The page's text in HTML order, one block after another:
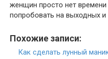
женщин просто нет
попробовать на выходных и
Похожие записи:
Как сделать лунный